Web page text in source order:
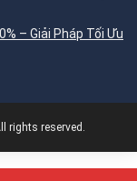
– Giải Pháp Tối Ưu
rights reserved.